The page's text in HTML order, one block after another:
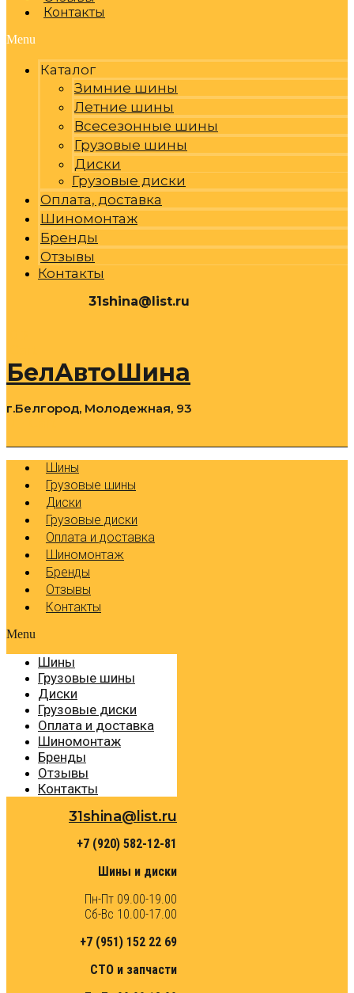
Контакты
Menu
Каталог
Зимние шины
Летние шины
Всесезонные шины
Грузовые шины
Диски
Грузовые диски
Оплата, доставка
Шиномонтаж
Бренды
Отзывы
Контакты
31shina@list.ru
БелАвтоШина
г.Белгород, Молодежная, 93
Шины
Грузовые шины
Диски
Грузовые диски
Оплата и доставка
Шиномонтаж
Бренды
Отзывы
Контакты
Menu
Шины
Грузовые шины
Диски
Грузовые диски
Оплата и доставка
Шиномонтаж
Бренды
Отзывы
Контакты
31shina@list.ru
+7 (920) 582-12-81
Шины и диски
Пн-Пт 09.00-19.00
Сб-Вс 10.00-17.00
+7 (951) 152 22 69
СТО и запчасти